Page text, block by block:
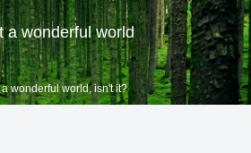
a wonderful world
a wonderful world, isn't it?